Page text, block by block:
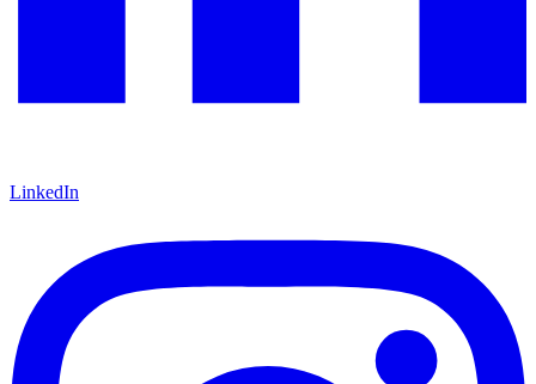
LinkedIn